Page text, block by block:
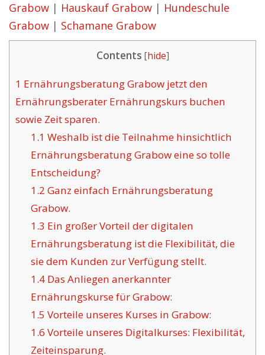
Grabow | Hauskauf Grabow | Hundeschule
Grabow | Schamane Grabow
Contents [hide]
1 Ernährungsberatung Grabow jetzt den
Ernährungsberater Ernährungskurs buchen
sowie Zeit sparen.
1.1 Weshalb ist die Teilnahme hinsichtlich
Ernährungsberatung Grabow eine so tolle
Entscheidung?
1.2 Ganz einfach Ernährungsberatung
Grabow.
1.3 Ein großer Vorteil der digitalen
Ernährungsberatung ist die Flexibilität, die
sie dem Kunden zur Verfügung stellt.
1.4Das Anliegen anerkannter
Ernährungskurse für Grabow:
1.5 Vorteile unseres Kurses in Grabow:
1.6 Vorteile unseres Digitalkurses: Flexibilität,
Zeiteinsparung.